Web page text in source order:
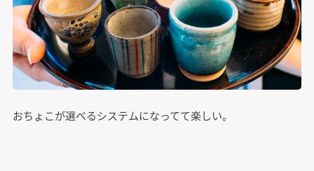
おちょこが選べるシステムになってて楽しい。